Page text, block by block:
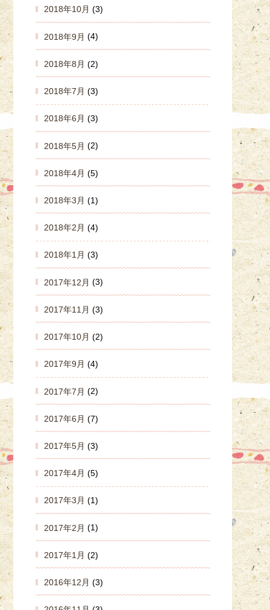
2018年10月 (3)
2018年9月 (4)
2018年8月 (2)
2018年7月 (3)
2018年6月 (3)
2018年5月 (2)
2018年4月 (5)
2018年3月 (1)
2018年2月 (4)
2018年1月 (3)
2017年12月 (3)
2017年11月 (3)
2017年10月 (2)
2017年9月 (4)
2017年7月 (2)
2017年6月 (7)
2017年5月 (3)
2017年4月 (5)
2017年3月 (1)
2017年2月 (1)
2017年1月 (2)
2016年12月 (3)